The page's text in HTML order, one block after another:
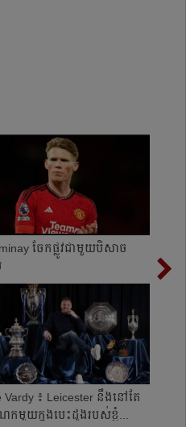
ចែក​ផ្លូវ​ជាមួយ​បិសាច​
Vardy ៖ Leicester នឹង​នៅ​តែ​
ក​មួយ​ក្នុង​បេះដូង​របស់​ខ្ញុំ...